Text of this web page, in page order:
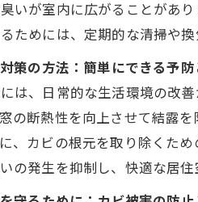
いが室内に広がることがあ
ためには、定期的な清掃や換
策の方法：簡単にできる予防
は、日常的な生活環境の改
の断熱性を向上させて結露
、カビの根元を取り除くた
の発生を抑制し、快適な居住